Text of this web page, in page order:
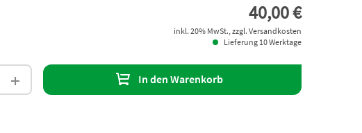
40,00 €
inkl. 20% MwSt., zzgl. Versandkosten
Lieferung 10 Werktage
In den Warenkorb